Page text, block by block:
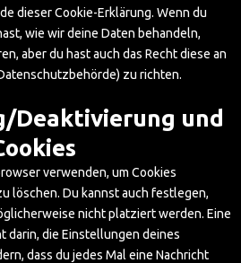
dieser Cookie-Erklärung. Wenn du
wie wir deine Daten behandeln,
aber du hast auch das Recht diese an
zu richten.
Deaktivierung und
verwenden, um Cookies
löschen. Du kannst auch festlegen,
nicht platziert werden. Eine
die Einstellungen deines
dass du jedes Mal eine Nachricht